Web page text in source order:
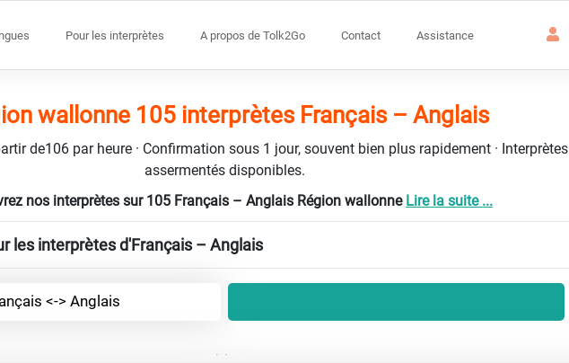
Pour les interprètes A propos de Tolk2Go Contact Assistance
wallonne 105 interprètes Français – Anglais
de106 par heure · Confirmation sous 1 jour, souvent bien plus rapidement · Interprètes
assermentés disponibles.
nos interprètes sur 105 Français – Anglais Région wallonne Lire la suite ...
les interprètes d'Français – Anglais
<-> Anglais